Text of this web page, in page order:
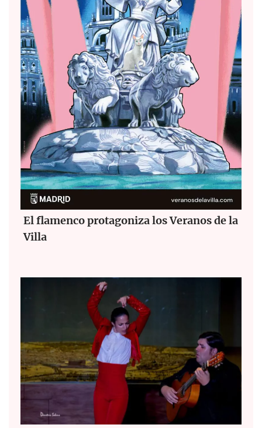
El flamenco protagoniza los Veranos de la
Villa